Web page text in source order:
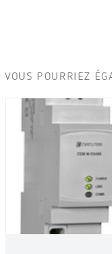
VOUS POURRIEZ